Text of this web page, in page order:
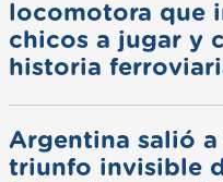
locomotora que
chicos a jugar y
historia
Argentina salió a
triunfo invisible